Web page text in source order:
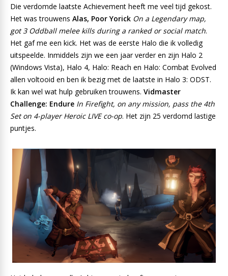
Die verdomde laatste Achievement heeft me veel tijd gekost.
Het was trouwens Alas, Poor Yorick On a Legendary map,
got 3 Oddball melee kills during a ranked or social match.
Het gaf me een kick. Het was de eerste Halo die ik volledig
uitspeelde. Inmiddels zijn we een jaar verder en zijn Halo 2
(Windows Vista), Halo 4, Halo: Reach en Halo: Combat Evolved
allen voltooid en ben ik bezig met de laatste in Halo 3: ODST.
Ik kan wel wat hulp gebruiken trouwens. Vidmaster
Challenge: Endure In Firefight, on any mission, pass the 4th
Set on 4-player Heroic LIVE co-op. Het zijn 25 verdomd lastige
puntjes.